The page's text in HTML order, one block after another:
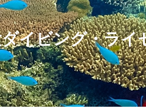
イビング・ライ